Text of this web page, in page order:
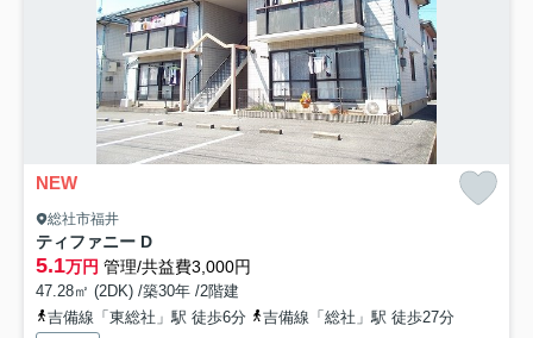
NEW
総社市福井
ティファニー D
5.1万円 管理/共益費3,000円
47.28㎡ (2DK) /築30年 /2階建
吉備線「東総社」駅 徒歩6分
吉備線「総社」駅 徒歩27分